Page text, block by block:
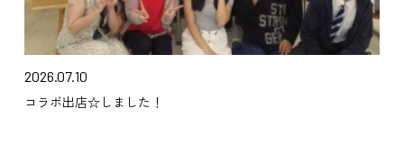
2026.07.10
コラボ出店☆しました！